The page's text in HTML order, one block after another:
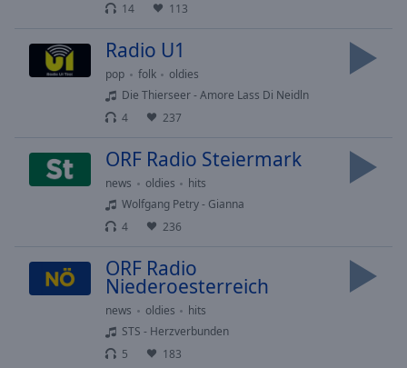
modal
window.
dialog
window.
14
113
Radio U1
pop folk
oldies
Die Thierseer - Amore Lass Di Neidln
4
237
ORF Radio Steiermark
news oldies
hits
Wolfgang Petry - Gianna
4
236
ORF Radio
Niederoesterreich
news oldies
hits
STS - Herzverbunden
5
183